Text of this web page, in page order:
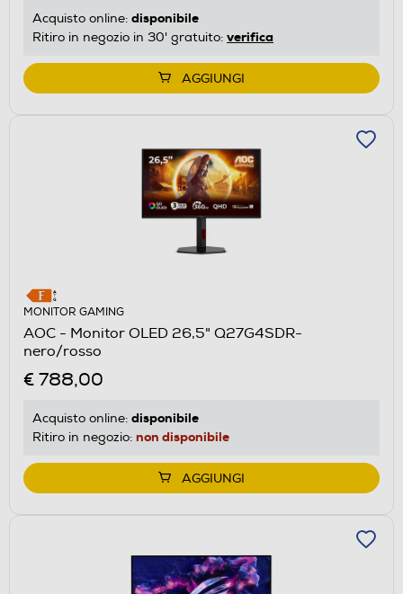
Acquisto online: disponibile
Ritiro in negozio in 30' gratuito: verifica
AGGIUNGI
MONITOR GAMING
AOC - Monitor OLED 26,5" Q27G4SDR-
nero/rosso
€ 788,00
Acquisto online: disponibile
Ritiro in negozio: non disponibile
AGGIUNGI